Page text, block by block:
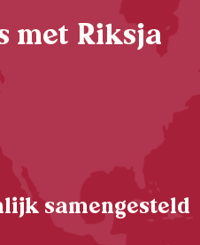
met Riksja
samengesteld